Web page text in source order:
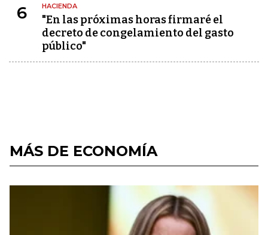
6 HACIENDA
"En las próximas horas firmaré el
decreto de congelamiento del gasto
público"
MÁS DE ECONOMÍA